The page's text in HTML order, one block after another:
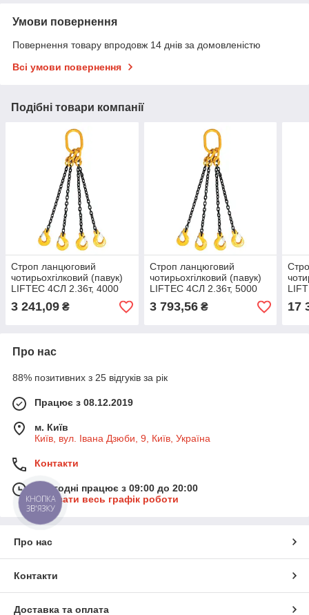
Умови повернення
Повернення товару впродовж 14 днів за домовленістю
Всі умови повернення
Подібні товари компанії
Строп ланцюговий
чотирьохгілковий (павук)
LIFTEC 4СЛ 2.36т, 4000
3 241,09 ₴
Строп ланцюговий
чотирьохгілковий (павук)
LIFTEC 4СЛ 2.36т, 5000
3 793,56₴ 17
Про нас
88% позитивних з 25 відгуків за рік
Працює з 08.12.2019
м. Київ
Київ, вул. Івана Дзюби, 9, Київ, Україна
Контакти
Сьогодні працює з 09:00 до 20:00
Показати весь графік роботи
Про нас
Контакти
Доставка та оплата
КНОПКА
ЗВ'ЯЗКУ